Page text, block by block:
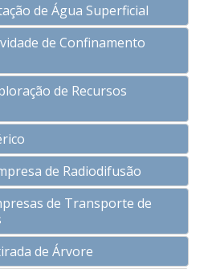
de Água Superficial
de Confinamento
de Recursos
de Radiodifusão
de Transporte de
de Árvore